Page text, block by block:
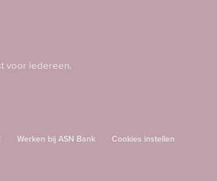
voor iedereen.
Werken bij ASN Bank Cookies instellen